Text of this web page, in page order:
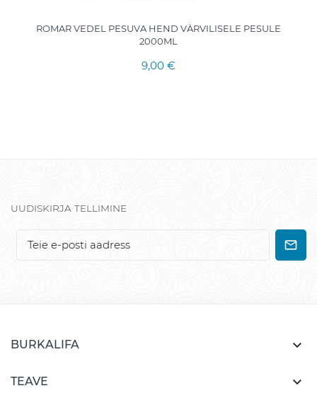
ROMAR VEDEL PESUVA HEND VÄRVILISELE PESULE
2000ML
9,00 €
UUDISKIRJA TELLIMINE
BURKALIFA 
TEAVE 